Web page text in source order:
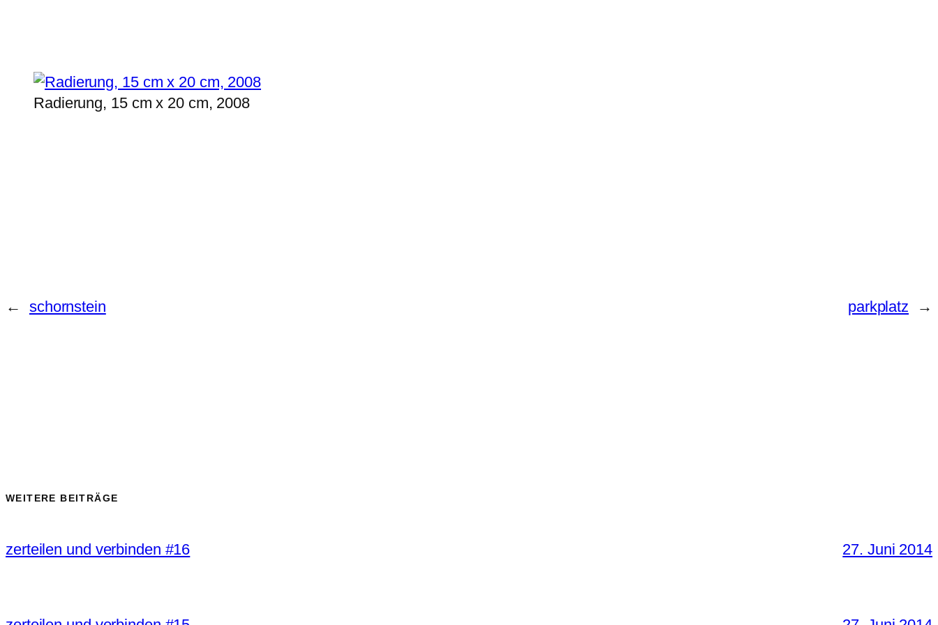
Radierung, 15 cm x 20 cm, 2008
← schornstein parkplatz →
WEITERE BEITRÄGE
zerteilen und verbinden #16 27. Juni 2014